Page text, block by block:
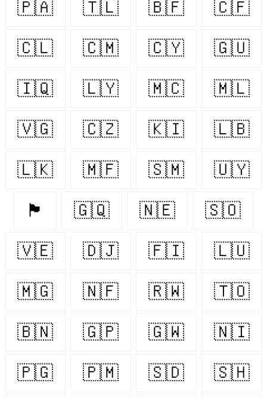
🇵🇦 🇹🇱 🇧🇫 🇨🇫
🇨🇱 🇨🇲 🇨🇾 🇬🇺
🇮🇶 🇱🇾 🇲🇨 🇲🇱
🇻🇬 🇨🇿 🇰🇮 🇱🇧
🇱🇰 🇲🇫 🇸🇲 🇺🇾
🏴󠁧󠁢󠁷󠁬󠁳󠁿 🇬🇶 🇳🇪 🇸🇴
🇻🇪 🇩🇯 🇫🇮 🇱🇺
🇲🇬 🇳🇫 🇷🇼 🇹🇴
🇧🇳 🇬🇵 🇬🇼 🇳🇮
🇵🇬 🇵🇲 🇸🇩 🇸🇭